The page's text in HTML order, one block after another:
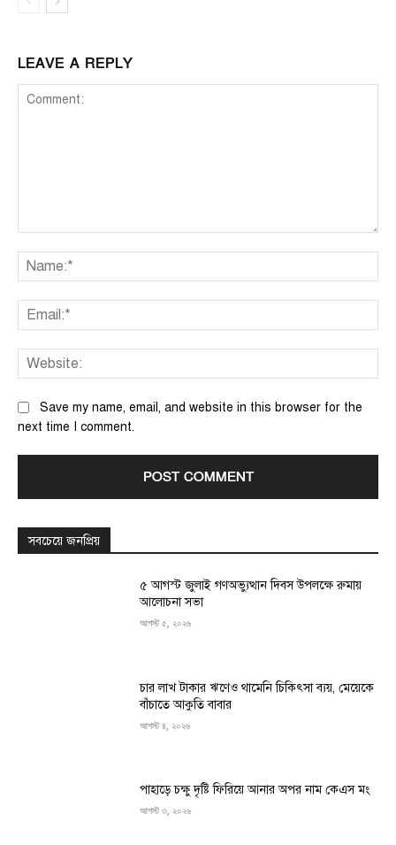
LEAVE A REPLY
Save my name, email, and website in this browser for the
next time I comment.
সবচেয়ে জনপ্রিয়
৫ আগস্ট জুলাই গণঅভ্যুত্থান দিবস উপলক্ষে রুমায়
আলোচনা সভা
আগস্ট ৫, ২০২৬
চার লাখ টাকার ঋণেও থামেনি চিকিৎসা ব্যয়, মেয়েকে
বাঁচাতে আকুতি বাবার
আগস্ট ৪, ২০২৬
পাহাড়ে চক্ষু দৃষ্টি ফিরিয়ে আনার অপর নাম কেএস মং
আগস্ট ৩, ২০২৬